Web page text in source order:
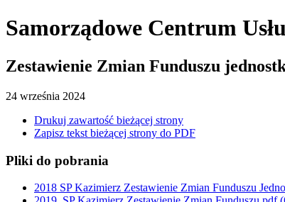
Samorządowe Centrum
Zestawienie Zmian Funduszu
24 września 2024
Drukuj zawartość bieżącej strony
Zapisz tekst bieżącej strony do PDF
Pliki do pobrania
2018 SP Kazimierz Zestawienie Zmian Funduszu